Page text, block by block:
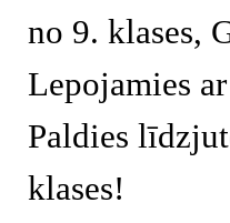
no 9. klases,
Lepojamies
Paldies
klases!